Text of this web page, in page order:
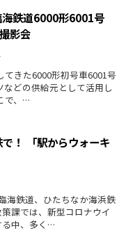
鉄道6000形6001号
影会
きた6000形初号車6001号
どの供給元として活用し
で、…
！ 「駅からウォーキ
海鉄道、ひたちなか海浜鉄
課では、新型コロナウイ
る中、多く…